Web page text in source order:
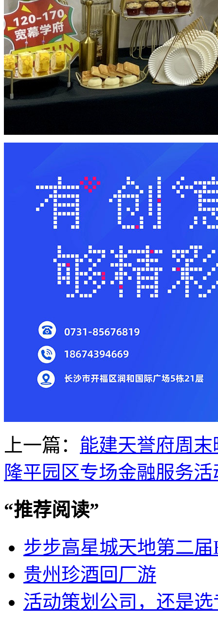
上一篇： 能建天誉府周
隆平园区专场金融服务活
“推荐阅读”
步步高星城天地第二
贵州珍酒回厂游
活动策划公司，还是